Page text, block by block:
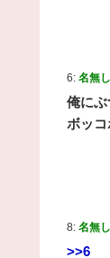
6: 名無
俺に
ボッ
8: 名無
>>6